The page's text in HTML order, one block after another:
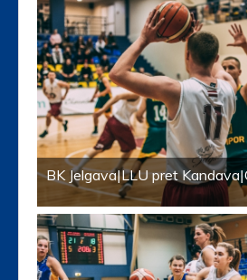
BK Jelgava|LLU pret